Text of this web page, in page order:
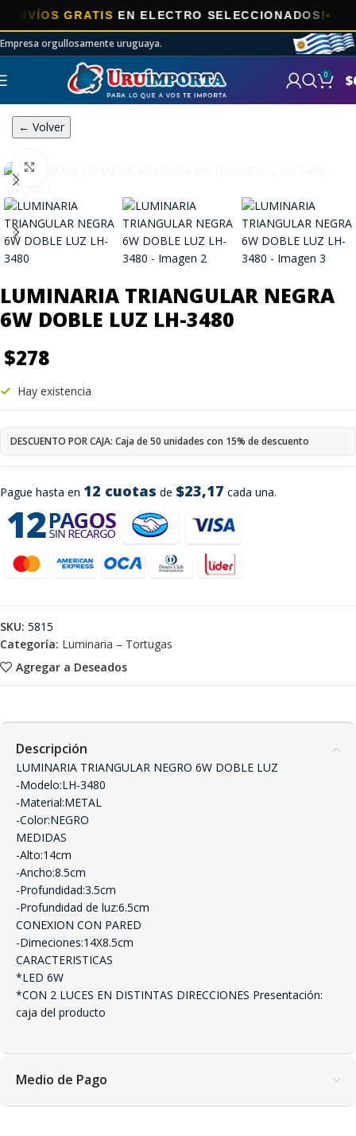
GRATISEN ELECTRO SELECCIONADOS!
Empresa orgullosamente uruguaya.
0 $
← Volver
LUMINARIA TRIANGULAR NEGRA
6W DOBLE LUZ LH-3480
$278
Pague hasta en 12 cuotas de $23,17 cada una.
Hay existencia
DESCUENTO POR CAJA: Caja de 50 unidades con 15% de descuento
Agregar a Deseados
SKU: 5815
Categoría: Luminaria – Tortugas
Descripción
LUMINARIA TRIANGULAR NEGRO 6W DOBLE LUZ
-Modelo:LH-3480
-Material:METAL
-Color:NEGRO
MEDIDAS
-Alto:14cm
-Ancho:8.5cm
-Profundidad:3.5cm
-Profundidad de luz:6.5cm
CONEXION CON PARED
-Dimeciones:14X8.5cm
CARACTERISTICAS
*LED 6W
*CON 2 LUCES EN DISTINTAS DIRECCIONES Presentación:
caja del producto
Medio de Pago